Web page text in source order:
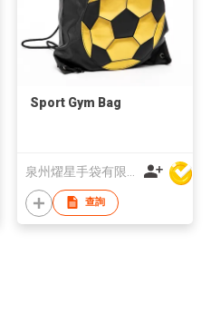
Sport Gym Bag
查詢